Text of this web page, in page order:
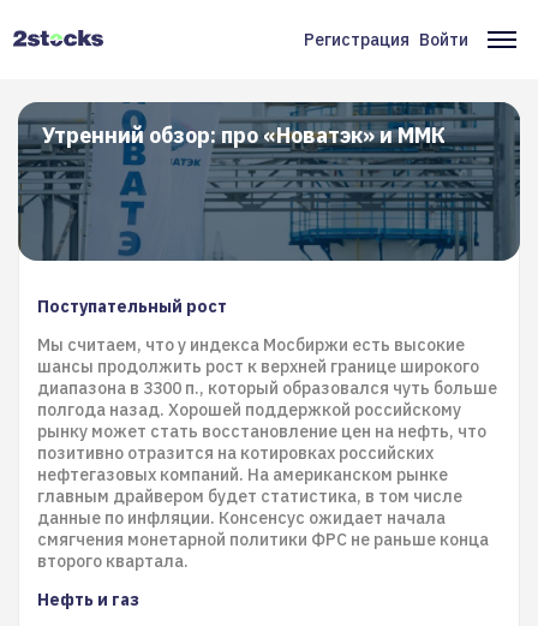
Меню
учётной
записи
пользователя
Регистрация Войти
Утренний обзор: про «Новатэк» и ММК
Поступательный рост
Мы считаем, что у индекса Мосбиржи есть высокие
шансы продолжить рост к верхней границе широкого
диапазона в 3300 п., который образовался чуть больше
полгода назад. Хорошей поддержкой российскому
рынку может стать восстановление цен на нефть, что
позитивно отразится на котировках российских
нефтегазовых компаний. На американском рынке
главным драйвером будет статистика, в том числе
данные по инфляции. Консенсус ожидает начала
смягчения монетарной политики ФРС не раньше конца
второго квартала.
Нефть и газ